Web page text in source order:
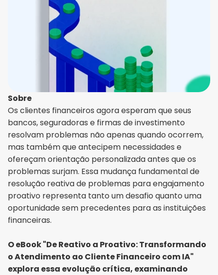
Sobre
Os clientes financeiros agora esperam que seus
bancos, seguradoras e firmas de investimento
resolvam problemas não apenas quando ocorrem,
mas também que antecipem necessidades e
ofereçam orientação personalizada antes que os
problemas surjam. Essa mudança fundamental de
resolução reativa de problemas para engajamento
proativo representa tanto um desafio quanto uma
oportunidade sem precedentes para as instituições
financeiras.
O eBook "De Reativo a Proativo: Transformando
o Atendimento ao Cliente Financeiro com IA"
explora essa evolução crítica, examinando